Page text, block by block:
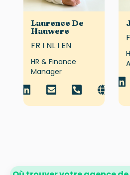
Laurence De
Hauwere
FR I NL I EN
HR & Finance
Manager